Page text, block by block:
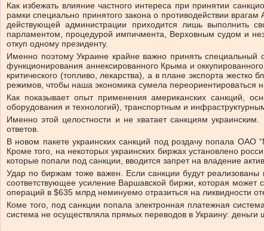
Как избежать влияние частного интереса при принятии
рамки специально принятого закона о противодействии
действующей администрации приходится лишь выполнить
парламентом, процедурой импичмента, Верховным судом и
откуп одному президенту.
Именно поэтому Украине крайне важно принять
функционирования аннексированного Крыма и
критического (топливо, лекарства), а в плане экспорта
режимов, чтобы наша экономика сумела переориентироваться
Как показывает опыт применения американских санкций,
оборудования и технологий), транспортным и
Именно этой целостности и не хватает санкциям
ответов.
В новом пакете украинских санкций под роздачу попала ОАО
Кроме того, на некоторых украинских биржах установлено
которые попали под санкции, вводится запрет на владение
Удар по биржам тоже важен. Если санкции будут
соответствующее усиление Варшавской биржи, которая может
операций в $635 млрд неминуемо отразиться на ликвидности
Коме того, под санкции попала электронная платежная
система не осуществляла прямых переводов в Украину: деньги